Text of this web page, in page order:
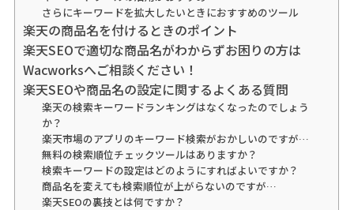
さらにキーワードを拡大したいときにおすすめのツール
楽天の商品名を付けるときのポイント
楽天SEOで適切な商品名がわからずお困りの方は
Wacworksへご相談ください！
楽天SEOや商品名の設定に関するよくある質問
楽天の検索キーワードランキングはなくなったのでしょう
か？
楽天市場のアプリのキーワード検索がおかしいのですが…
無料の検索順位チェックツールはありますか？
検索キーワードの設定はどのようにすればよいですか？
商品名を変えても検索順位が上がらないのですが…
楽天SEOの裏技とは何ですか？